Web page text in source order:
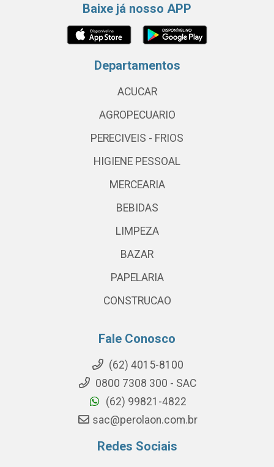
Baixe já nosso APP
Departamentos
ACUCAR
AGROPECUARIO
PERECIVEIS - FRIOS
HIGIENE PESSOAL
MERCEARIA
BEBIDAS
LIMPEZA
BAZAR
PAPELARIA
CONSTRUCAO
Fale Conosco
(62) 4015-8100
0800 7308 300 - SAC
(62) 99821-4822
sac@perolaon.com.br
Redes Sociais